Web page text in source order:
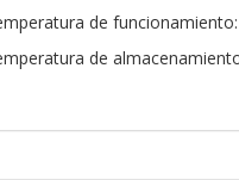
de funcionamiento:
de